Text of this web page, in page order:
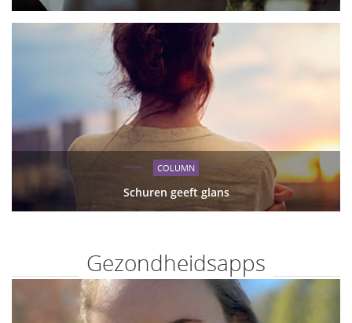
COLUMN
Schuren geeft glans
Gezondheidsapps